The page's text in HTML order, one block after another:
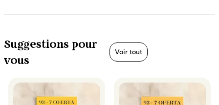
Suggestions pour
vous
Voir tout